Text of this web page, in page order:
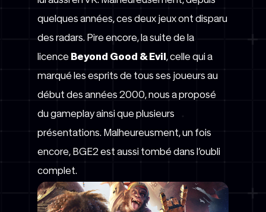
quelques années, ces deux jeux ont disparu
des radars. Pire encore, la suite de la
licence Beyond Good & Evil, celle qui a
marqué les esprits de tous ses joueurs au
début des années 2000, nous a proposé
du gameplay ainsi que plusieurs
présentations. Malheureusment, un fois
encore, BGE2 est aussi tombé dans l’oubli
complet.